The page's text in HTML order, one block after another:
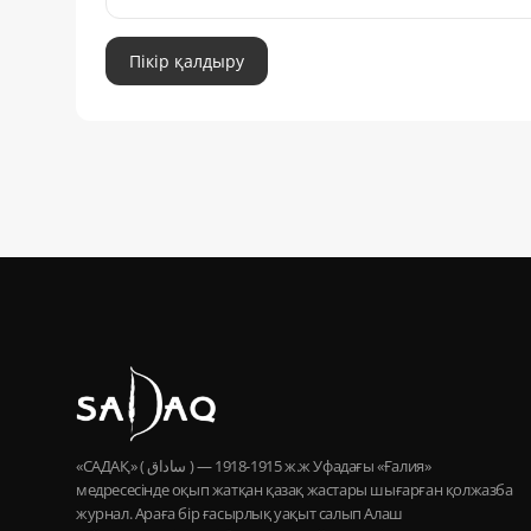
Пікір қалдыру
«САДАҚ» ( ساداق ) — 1915-1918 ж.ж Уфадағы «Ғалия»
медресесінде оқып жатқан қазақ жастары шығарған қолжазба
журнал. Араға бір ғасырлық уақыт салып Алаш